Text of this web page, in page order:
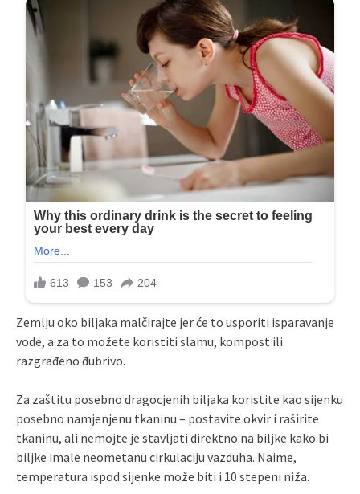
Zemlju oko biljaka malčirajte jer će to usporiti isparavanje
vode, a za to možete koristiti slamu, kompost ili
razgrađeno đubrivo.
Za zaštitu posebno dragocjenih biljaka koristite kao sijenku
posebno namjenjenu tkaninu – postavite okvir i raširite
tkaninu, ali nemojte je stavljati direktno na biljke kako bi
biljke imale neometanu cirkulaciju vazduha. Naime,
temperatura ispod sijenke može biti i 10 stepeni niža.